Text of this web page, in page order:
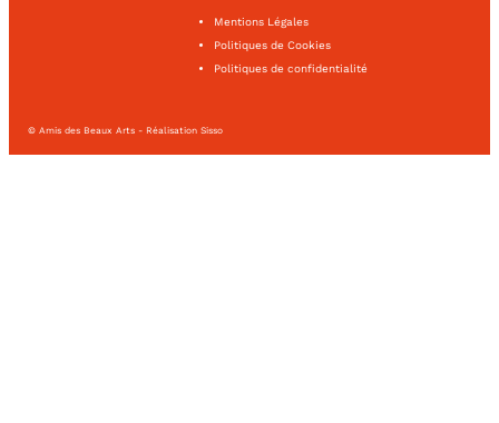
Mentions Légales
Politiques de Cookies
Politiques de confidentialité
© Amis des Beaux Arts - Réalisation Sisso